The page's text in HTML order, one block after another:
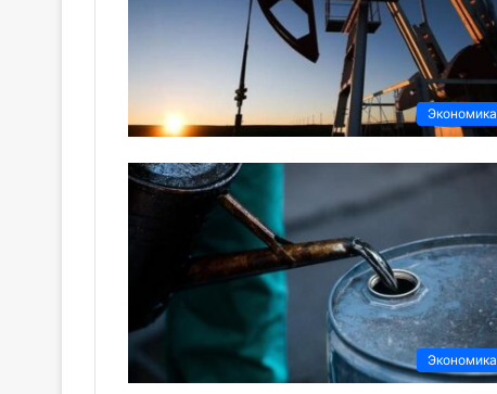
Экономика
Экономика